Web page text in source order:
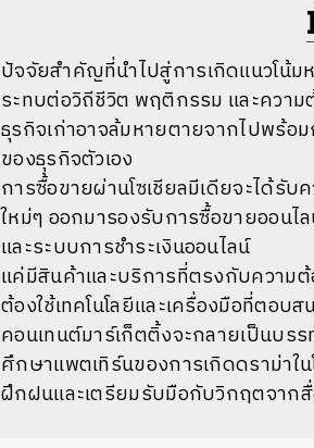
ปัจจัยสำคัญที่นำไปสู่การเกิดแนวโน้ม
ระทบต่อวิถีชีวิต พฤติกรรม และควา
ธุรกิจเก่าอาจล้มหายตายจากไปพร้
ของธุรกิจตัวเอง
การซื้อขายผ่านโซเชียลมีเดียจะได้รั
ใหม่ๆ ออกมารองรับการซื้อขายออน
และระบบการชำระเงินออนไลน์
แค่มีสินค้าและบริการที่ตรงกับความ
ต้องใช้เทคโนโลยีและเครื่องมือที่ตอ
คอนเทนต์มาร์เก็ตติ้งจะกลายเป็นบ
ศึกษาแพตเทิร์นของการเกิดดราม่าใ
ฝึกฝนและเตรียมรับมือกับวิกฤตจาก